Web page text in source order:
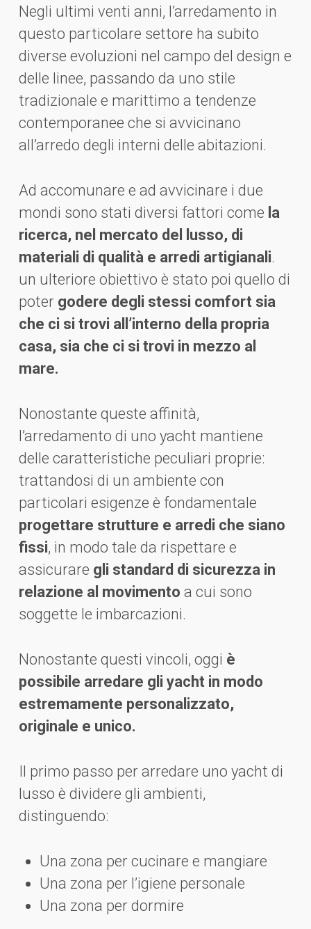
Negli ultimi venti anni, l’arredamento in
questo particolare settore ha subito
diverse evoluzioni nel campo del design e
delle linee, passando da uno stile
tradizionale e marittimo a tendenze
contemporanee che si avvicinano
all’arredo degli interni delle abitazioni.
Ad accomunare e ad avvicinare i due
mondi sono stati diversi fattori come la
ricerca, nel mercato del lusso, di
materiali di qualità e arredi artigianali.
un ulteriore obiettivo è stato poi quello di
poter godere degli stessi comfort sia
che ci si trovi all’interno della propria
casa, sia che ci si trovi in mezzo al
mare.
Nonostante queste affinità,
l’arredamento di uno yacht mantiene
delle caratteristiche peculiari proprie:
trattandosi di un ambiente con
particolari esigenze è fondamentale
progettare strutture e arredi che siano
fissi, in modo tale da rispettare e
assicurare gli standard di sicurezza in
relazione al movimento a cui sono
soggette le imbarcazioni.
Nonostante questi vincoli, oggi è
possibile arredare gli yacht in modo
estremamente personalizzato,
originale e unico.
Il primo passo per arredare uno yacht di
lusso è dividere gli ambienti,
distinguendo:
Una zona per cucinare e mangiare
Una zona per l’igiene personale
Una zona per dormire